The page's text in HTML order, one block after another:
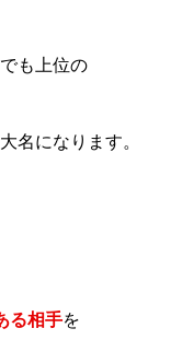
も上位の
名になります。
る相手を